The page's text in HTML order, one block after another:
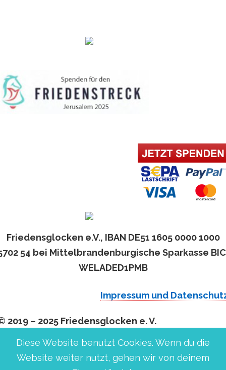
Friedensglocken e.V., IBAN DE51 1605 0000 1000
54 bei Mittelbrandenburgische Sparkasse
WELADED1PMB
Impressum und
2019 – 2025 Friedensglocken e. V.
Diese Website benutzt Cookies. Wenn du die
Website weiter nutzt, gehen wir von deinem